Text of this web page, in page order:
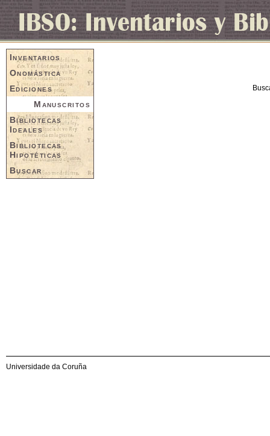
Inventarios
Onomástica
Ediciones
Manuscritos
Bibliotecas
Ideales
Bibliotecas
Hipotéticas
Buscar
Universidade da Coruña